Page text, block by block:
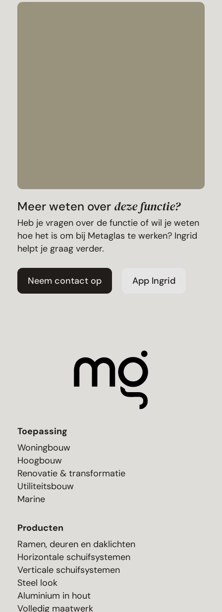
Meer weten over deze functie?
Heb je vragen over de functie of wil je weten
hoe het is om bij Metaglas te werken? Ingrid
helpt je graag verder.
Neem contact op App Ingrid
Toepassing
Woningbouw
Hoogbouw
Renovatie & transformatie
Utiliteitsbouw
Marine
Producten
Ramen, deuren en daklichten
Horizontale schuifsystemen
Verticale schuifsystemen
Steel look
Aluminium in hout
Volledig maatwerk